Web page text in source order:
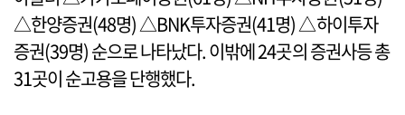
△한양증권(48명) △BNK투자증권(41명) △하이투자
증권(39명) 순으로 나타났다. 이밖에 24곳의 증권사등 총
31곳이 순고용을 단행했다.